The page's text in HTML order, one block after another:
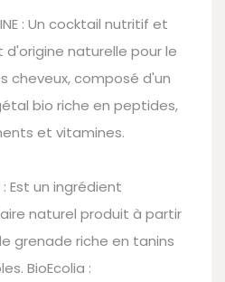
: Un cocktail nutritif et
d'origine naturelle pour le
cheveux, composé d'un
bio riche en peptides,
et vitamines.
: Est un ingrédient
naturel produit à partir
grenade riche en tanins
BioEcolia :